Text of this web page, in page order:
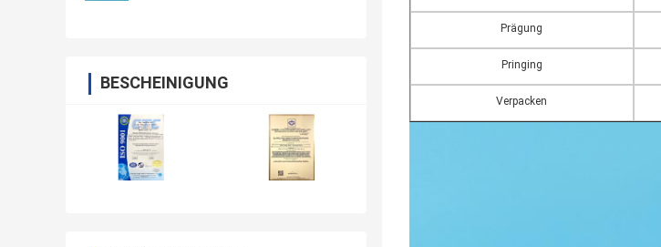
BESCHEINIGUNG
Prägung
Pringing
Verpacken